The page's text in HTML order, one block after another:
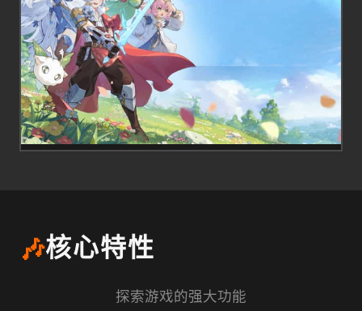
🎶核心特性
探索游戏的强大功能